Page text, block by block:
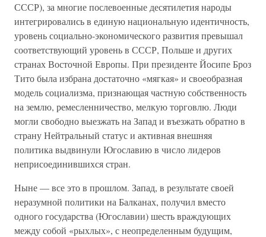
СССР), за многие послевоенные десятилетия народы
интегрировались в единую национальную идентичность,
уровень социально-экономического развития превышал
соответствующий уровень в СССР, Польше и других
странах Восточной Европы. При президенте Йосипе Броз
Тито была избрана достаточно «мягкая» и своеобразная
модель социализма, признающая частную собственность
на землю, ремесленничество, мелкую торговлю. Люди
могли свободно выезжать на Запад и въезжать обратно в
страну Нейтральный статус и активная внешняя
политика выдвинули Югославию в число лидеров
неприсоединившихся стран.
Ныне — все это в прошлом. Запад, в результате своей
неразумной политики на Балканах, получил вместо
одного государства (Югославии) шесть враждующих
между собой «рыхлых», с неопределенным будущим,